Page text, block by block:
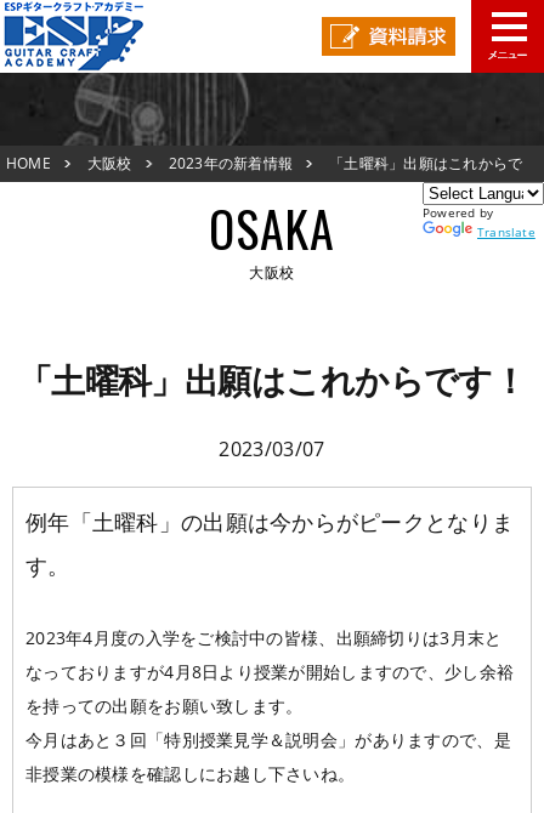
大阪校TOP
新着情報
ESPオープンキャンパス
在校生の声
生徒作品紹介
学校概要
メッセージ ESPヒストリー 学校の特長
学科コース
学科・コース紹介
入学案内
募集要項 学費について 学生マンション
就職進路指導
HOME 大阪校 2023年の新着情報
「土曜科」出願はこれからで
OSAKA
大阪校
Powered by
Translate
新着情報
アクセスマップ
スタッフ紹介
生徒作品紹介
「土曜科」出願はこれからです！
2023/03/07
例年「土曜科」の出願は今からがピークとなりま
す。
2023年4月度の入学をご検討中の皆様、出願締切りは3月末と
なっておりますが4月8日より授業が開始しますので、少し余裕
を持っての出願をお願い致します。
今月はあと３回「特別授業見学＆説明会」がありますので、是
非授業の模様を確認しにお越し下さいね。